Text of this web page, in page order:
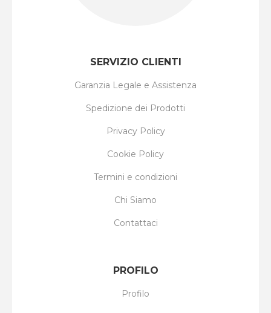
SERVIZIO CLIENTI
Garanzia Legale e Assistenza
Spedizione dei Prodotti
Privacy Policy
Cookie Policy
Termini e condizioni
Chi Siamo
Contattaci
PROFILO
Profilo